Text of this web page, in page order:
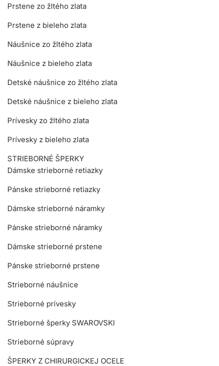
Prstene zo žltého zlata
Prstene z bieleho zlata
Náušnice zo žltého zlata
Náušnice z bieleho zlata
Detské náušnice zo žltého zlata
Detské náušnice z bieleho zlata
Prívesky zo žltého zlata
Prívesky z bieleho zlata
STRIEBORNÉ ŠPERKY
Dámske strieborné retiazky
Pánske strieborné retiazky
Dámske strieborné náramky
Pánske strieborné náramky
Dámske strieborné prstene
Pánske strieborné prstene
Strieborné náušnice
Strieborné prívesky
Strieborné šperky SWAROVSKI
Strieborné súpravy
ŠPERKY Z CHIRURGICKEJ OCELE